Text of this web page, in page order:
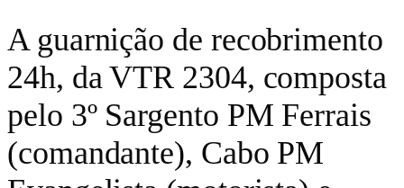
A guarnição de recobrimento
24h, da VTR 2304, composta
pelo 3º Sargento PM Ferrais
(comandante), Cabo PM